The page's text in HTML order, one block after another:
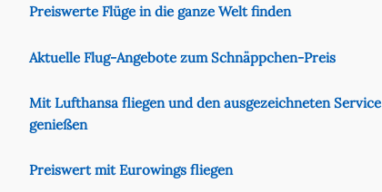
Preiswerte Flüge in die ganze Welt finden
Aktuelle Flug-Angebote zum Schnäppchen-Preis
Mit Lufthansa fliegen und den ausgezeichneten Service
genießen
Preiswert mit Eurowings fliegen